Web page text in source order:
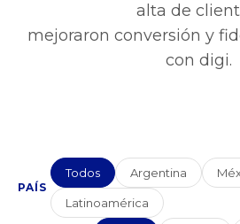
alta de
mejoraron conversión y
con digi.
PAÍS
Todos Argentina
Latinoamérica